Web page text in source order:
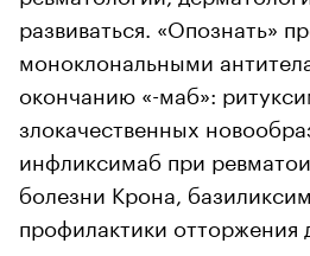
развиваться. «Опознать»
моноклональными
окончанию «-маб»:
злокачественных
инфликсимаб при
болезни Крона,
профилактики отторжения